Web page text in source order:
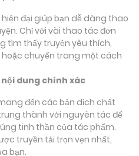
đại giúp bạn dễ dàng thao
Chỉ với vài thao tác đơn
tìm thấy truyện yêu thích,
chuyển trang một cách
dung chính xác
đến các bản dịch chất
thành với nguyên tác để
tinh thần của tác phẩm.
truyền tải trọn vẹn nhất,
bạn.